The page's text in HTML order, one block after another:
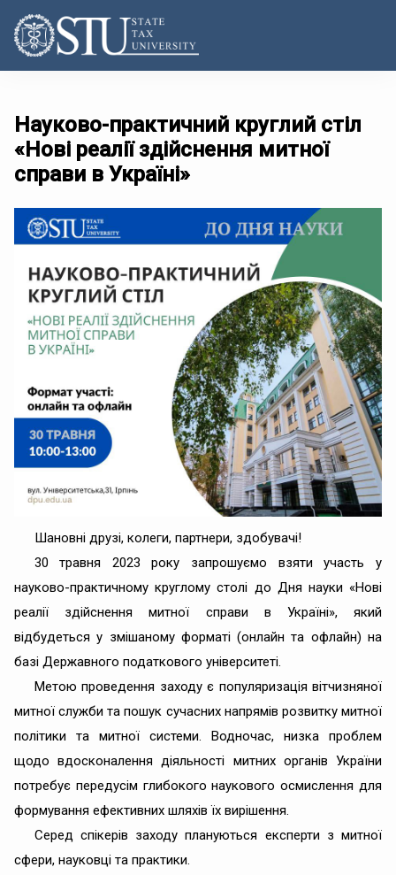
Науково-практичний круглий стіл
«Нові реалії здійснення митної
справи в Україні»
Шановні друзі, колеги, партнери, здобувачі!
30 травня 2023 року запрошуємо взяти участь у
науково-практичному круглому столі до Дня науки «Нові
реалії здійснення митної справи в Україні», який
відбудеться у змішаному форматі (онлайн та офлайн) на
базі Державного податкового університеті.
Метою проведення заходу є популяризація вітчизняної
митної служби та пошук сучасних напрямів розвитку митної
політики та митної системи. Водночас, низка проблем
щодо вдосконалення діяльності митних органів України
потребує передусім глибокого наукового осмислення для
формування ефективних шляхів їх вирішення.
Серед спікерів заходу плануються експерти з митної
сфери, науковці та практики.